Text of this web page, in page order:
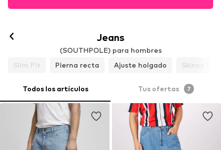
Jeans
(SOUTHPOLE) para hombres
Slim Fit
Pierna recta Ajuste holgado Skinny Fit
Todos los artículos Tus ofertas 7